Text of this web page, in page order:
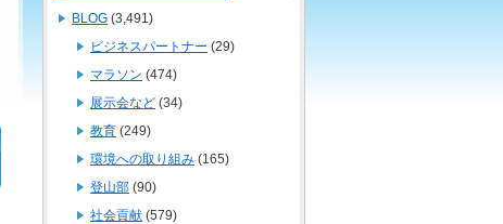
BLOG (3,491)
ビジネスパートナー (29)
マラソン (474)
展示会など (34)
教育 (249)
環境への取り組み (165)
登山部 (90)
社会貢献 (579)